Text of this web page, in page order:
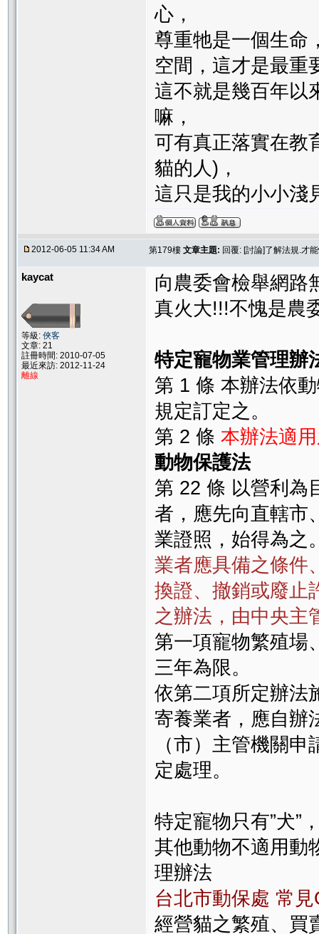
心，
尊重牠是一個生命
空間，這才是最重
這不就是幾百年以
嘛，
可有真正落實在教
貓的人)，
這只是我的小小淺
2012-06-05 11:34 AM 第179樓 文章主題: 回覆: [討論]了解法規.才
kaycat
等級: 俠客
文章: 21
註冊時間: 2010-07-05
最近來訪: 2012-11-24
離線
向農委會檢舉網路
真火大!!!不愧是農
特定寵物業管理辦
第 1 條 本辦法依
規定訂定之。
第 2 條 本辦法適
動物保護法
第 22 條 以營利為
者，應先向直轄市
業證照，始得為之
業者應具備之條件
換證、撤銷或廢止
之辦法，由中央主
第一項寵物繁殖場
三年為限。
依第二項所定辦法
寄養業者，應自辦
（市）主管機關
定處理。
特定寵物只有”犬”
其他動物不適用動
理辦法
台北市動保處 常見
經營貓之繁殖、買